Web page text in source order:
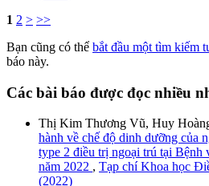
1 2 > >>
Bạn cũng có thể bắt đầu một tìm kiếm
báo này.
Các bài báo được đọc nhiều
Thị Kim Thương Vũ, Huy
hành về chế độ dinh dưỡng của
type 2 điều trị ngoại trú tại
năm 2022 , Tạp chí Khoa học
(2022)